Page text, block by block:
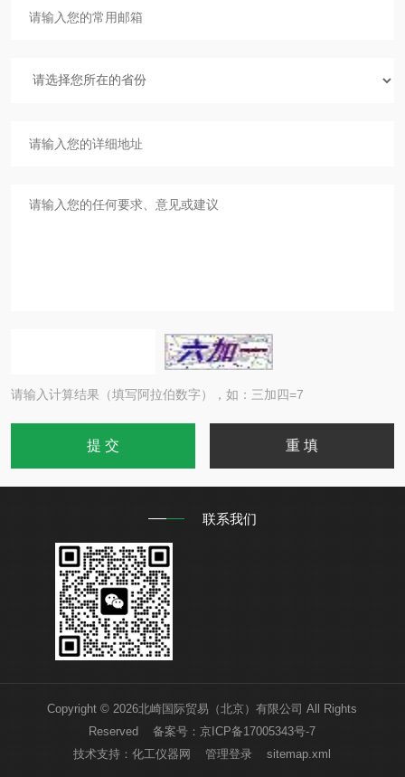
请输入计算结果（填写阿拉伯数字），如：三加四=7
联系我们
Copyright © 2026北崎国际贸易（北京）有限公司 All Rights
Reserved 备案号：京ICP备17005343号-7
技术支持：化工仪器网 管理登录 sitemap.xml